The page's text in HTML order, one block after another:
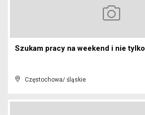
Szukam pracy na weekend i nie tylko
Częstochowa/ śląskie